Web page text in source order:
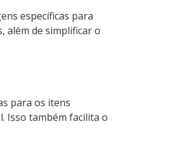
específicas para
além de simplificar o
para os itens
Isso também facilita o